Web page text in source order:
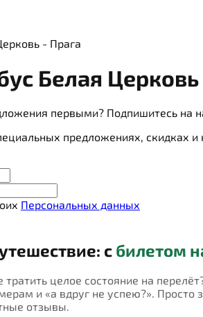
- Прага
Белая
первыми? Подпишитесь на
предложениях, скидках
Персональных данных
с билетом
тратить целое состояние на
и «а вдруг не успею?».
отзывы.